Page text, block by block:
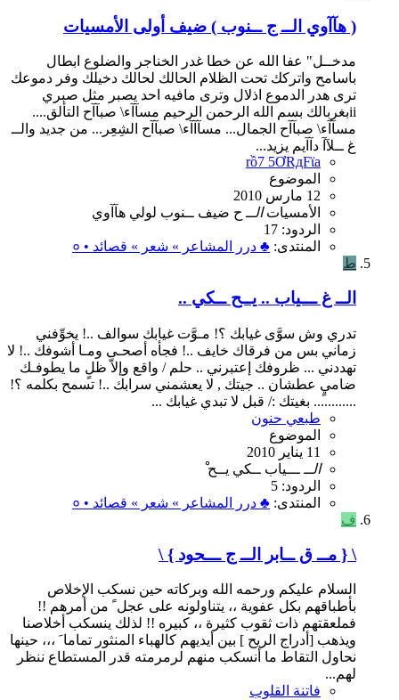
( هآآوي الــ ج ــنوب ) ضيف أولى الأمسيات
مدخــل" عفا الله عن خطا غدر الخناجر والضلوع ابطال
باسامح واتركك تحت الظلام الحالك لحالك دخيلك وفر دموعك
ترى هدر الدموع اذلال وترى مافيه احد يصبر مثل صبري
iiبغربالك بسم الله الرحمن الرحيم مسآآء\ صبآآح التألق....
مسآآء\ صبآآح الجمال... مسآآآء\ صبآآح الشِعِر... من جديد والــ
غ ــلآآ دآآيم يزيد...
rồ7 5ƠRдFϊa
الموضوع
12 مارس 2010
الأمسياتالــ ح ضيف ــنوب لولي هآآوي
الردود: 17
المنتدى: ♣ درر المشاعر » شعر » قصائد • ०
ط
الــ غ ـــياب .. يــح ــكي‎ ..
تدري وش سوَّى غيابك ؟! مـوَّت غيابك سوالف ..! يخوِّفني
زماني بس من فرقاك خايف ..! فجأه أصحـى ومـا أشوفك ..! لا
تهددني ... ظروفك إعتبرني .. حلم / واقع وإلاَّ ظلٍ ما يطوفـك
ضاميٍ عطشان .. جيتك , لا يعشمني سرابك ..! تسمح بكلمه ؟!
............ بغيتك :/ قبل لا تبدي غيابك ...
طبعي حنون
الموضوع
11 يناير 2010
الــ ـــياب ــكي‎ يــح
الردود: 5
المنتدى: ♣ درر المشاعر » شعر » قصائد • ०
ف
\ { مــ ق ــابر الــ ج ـــحود } \
السلام عليكم ورحمه الله وبركاته حين نسكب الإخلاص
بأطباقهم بكل عفوية ،، يتناولونه على عجل ً من أمرهم !!
فملعقتهم ذات ثقوب كثيرة ،، كبيره !! لذلك ينسكب أخلاصنا
ويذهب [أدراج الريح ] بين أيديهم كالهباء المنثور تماما َ ،،، حينها
نحاول التقاط ما أنسكب منهم لرمرمته قدر المستطاع ننظر
لهم...
فاتنة القلوب